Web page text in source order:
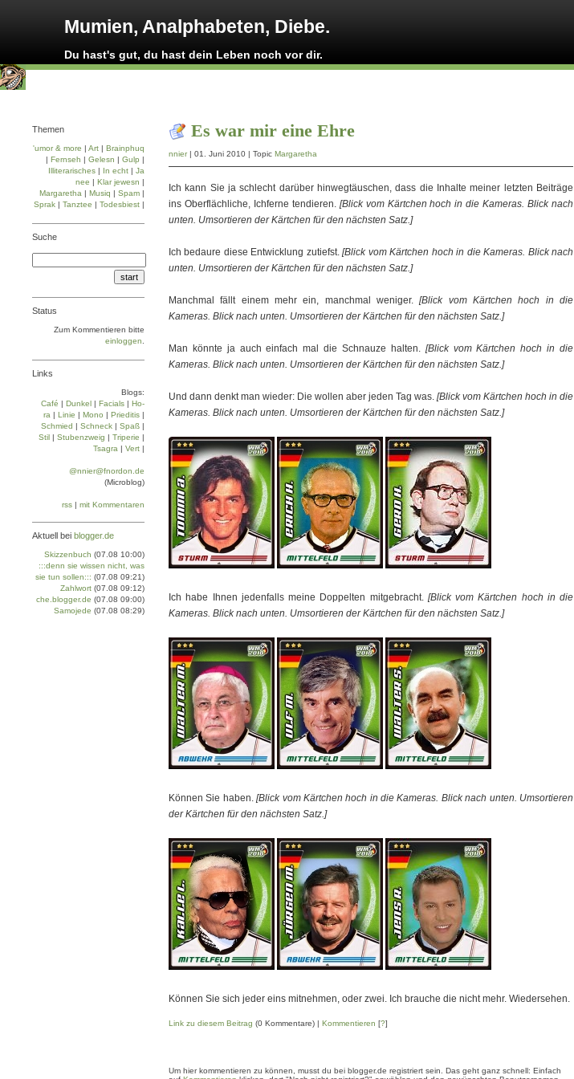
Mumien, Analphabeten, Diebe.
Du hast's gut, du hast dein Leben noch vor dir.
Es war mir eine Ehre
nnier| 01. Juni 2010 | Topic Margaretha
Ich kann Sie ja schlecht darüber hinwegtäuschen, dass die Inhalte meiner letzten Beiträge
ins Oberflächliche, Ichferne tendieren. [Blick vom Kärtchen hoch in die Kameras. Blick nach
unten. Umsortieren der Kärtchen für den nächsten Satz.]
Ich bedaure diese Entwicklung zutiefst.[Blick vom Kärtchen hoch in die Kameras. Blick nach
unten. Umsortieren der Kärtchen für den nächsten Satz.]
Manchmal fällt einem mehr ein, manchmal weniger.[Blick vom Kärtchen hoch in die
Kameras. Blick nach unten. Umsortieren der Kärtchen für den nächsten Satz.]
Man könnte ja auch einfach mal die Schnauze halten. [Blick vom Kärtchen hoch in die
Kameras. Blick nach unten. Umsortieren der Kärtchen für den nächsten Satz.]
Und dann denkt man wieder: Die wollen aber jeden Tag was. [Blick vom Kärtchen hoch in die
Kameras. Blick nach unten. Umsortieren der Kärtchen für den nächsten Satz.]
Ich habe Ihnen jedenfalls meine Doppelten mitgebracht. [Blick vom Kärtchen hoch in die
Kameras. Blick nach unten. Umsortieren der Kärtchen für den nächsten Satz.]
Können Sie haben.[Blick vom Kärtchen hoch in die Kameras. Blick nach unten. Umsortieren
der Kärtchen für den nächsten Satz.]
Können Sie sich jeder eins mitnehmen, oder zwei. Ich brauche die nicht mehr. Wiedersehen.
Link zu diesem Beitrag (0 Kommentare) | Kommentieren [?]
Um hier kommentieren zu können, musst du bei blogger.de registriert sein. Das geht ganz schnell: Einfach
Themen
'umor & more | Art | Brainphuq
| Fernseh | Gelesn | Gulp |
Illiterarisches | In echt | Ja
nee | Klar jewesn |
Margaretha | Musiq | Spam |
Sprak | Tanztee | Todesbiest |
Suche
Status
Zum Kommentieren bitte
einloggen
Links
Blogs:
Café | Dun­kel | Facials | Ho­
ra | Linie | Mo­no | Prie­di­tis |
Schmied | Schneck | Spaß |
Stil | Stu­ben­zweig | Tri­pe­rie |
Tsa­gra | Vert |
@nnier@fnordon.de
(Microblog)
rss | mit Kommentaren
Aktuell bei blogger.de
Skizzenbuch (07.08 10:00)
:::denn sie wissen nicht, was
sie tun sollen::: (07.08 09:21)
Zahlwort (07.08 09:12)
che.blogger.de (07.08 09:00)
Samojede (07.08 08:29)